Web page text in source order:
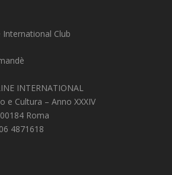
Club
INTERNATIONAL
e Cultura – Anno XXXIV
Roma
4871618